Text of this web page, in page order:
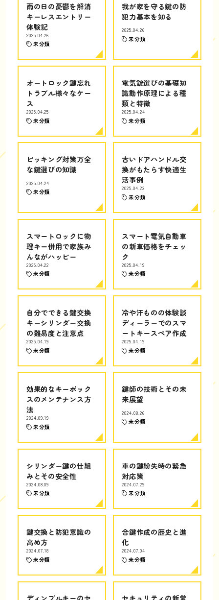
雨の日の憂鬱を解消
キーレスエントリー
体験記
2025.04.26
未分類
我が家を守る鍵の防
犯力基本を知る
2025.04.26
未分類
オートロック鍵忘れ
トラブル様々なケー
ス
2025.04.25
未分類
電気錠選びの基礎知
識動作原理による種
類と特徴
2025.04.24
未分類
ピッキング対策万全
な鍵選びの知識
2025.04.24
未分類
古いドアハンドル交
換がもたらす快適生
活事例
2025.04.23
未分類
スマートロックに物
理キー併用で家族み
んながハッピー
2025.04.22
未分類
スマート電気自動車
の新車価格をチェッ
ク
2025.04.19
未分類
自分でできる鍵交換
キーシリンダー交換
の難易度と注意点
2025.04.19
未分類
冷や汗ものの体験談
ディーラーでのスマ
ートキースペア作成
2025.04.19
未分類
効果的なキーボック
スのメンテナンス方
法
2024.09.19
未分類
鍵師の技術とその未
来展望
2024.08.26
未分類
シリンダー鍵の仕組
みとその安全性
2024.08.09
未分類
車の鍵紛失時の緊急
対応策
2024.07.29
未分類
鍵交換と防犯意識の
高め方
2024.07.18
未分類
合鍵作成の歴史と進
化
2024.07.04
未分類